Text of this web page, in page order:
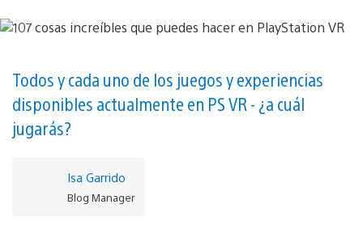
Todos y cada uno de los juegos y experiencias
disponibles actualmente en PS VR - ¿a cuál
jugarás?
Isa Garrido
Blog Manager